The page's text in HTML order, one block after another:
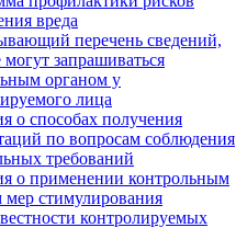
вреда
перечень сведений,
могут запрашиваться
органом у
лица
о способах получения
по вопросам соблюдения
требований
о применении контрольным
мер стимулирования
контролируемых